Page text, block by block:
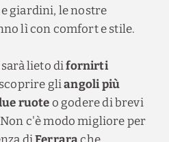
giardini, le nostre
lì con comfort e stile.
lieto difornirti
gliangoli più
ruoteo godere di brevi
c'è modo migliore per